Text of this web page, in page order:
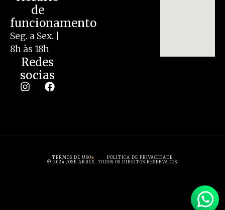
de
funcionamento
Seg. a Sex. |
8h às 18h
Redes
socias
TERMOS DE USO
POLITICA DE PRIVACIDADE
© 2024 JOSÉ ARBEX. TODOS OS DIREITOS RESERVADOS.